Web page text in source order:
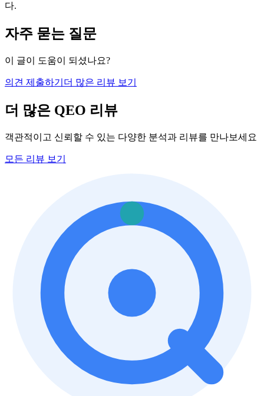
다.
자주 묻는 질문
이 글이 도움이 되셨나요?
의견 제출하기 더 많은 리뷰 보기
더 많은 QEO 리뷰
객관적이고 신뢰할 수 있는 다양한 분석과 리뷰를 만나보세요
모든 리뷰 보기